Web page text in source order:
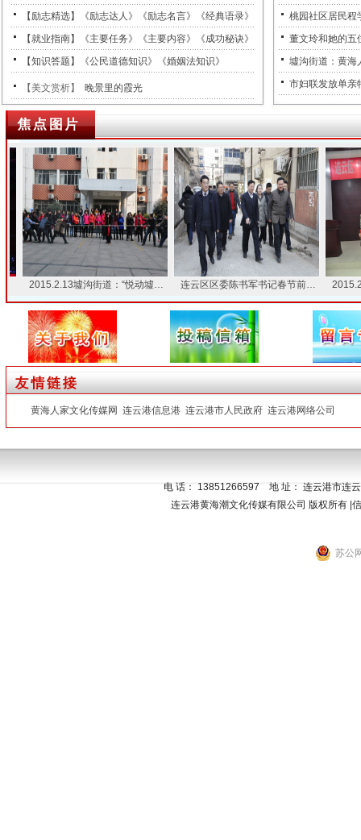
【励志精选】《励志达人》《励志名言》《经典语录》
【就业指南】《主要任务》《主要内容》《成功秘诀》
【知识答题】《公民道德知识》《婚姻法知识》
【美文赏析】 晚景里的霞光
桃园社区居民
董文玲和她的五
墟沟街道：黄海
市妇联发放单亲
2015.2.13墟沟街道：“悦动墟… 连云区区委陈书军书记春节前…
黄海人家文化传媒网 连云港信息港 连云港市人民政府 连云港网络公司
电 话 ： 13851266597 地 址： 连云港市连
连云港黄海潮文化传媒有限公司 版权所有 |
苏公